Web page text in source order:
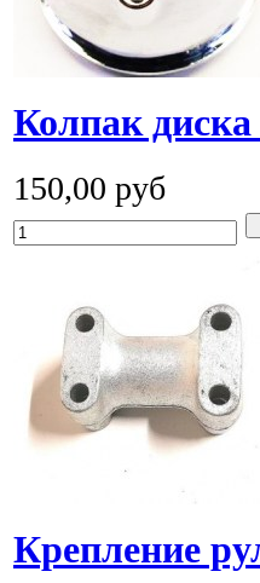
Колпак
150,00 руб
Крепление